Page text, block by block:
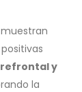
y
la